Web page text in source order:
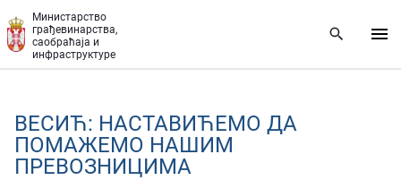
Министарство
грађевинарства,
саобраћаја и
инфраструктуре
ВЕСИЋ: НАСТАВИЋЕМО ДА
ПОМАЖЕМО НАШИМ
ПРЕВОЗНИЦИМА